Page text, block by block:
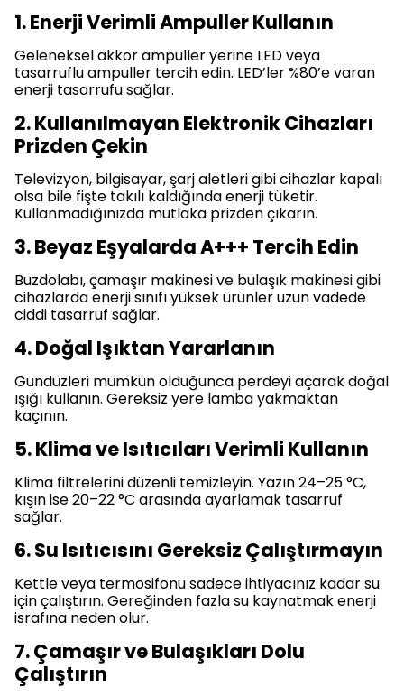
1. Enerji Verimli Ampuller Kullanın
Geleneksel akkor ampuller yerine LED veya
tasarruflu ampuller tercih edin. LED’ler %80’e varan
enerji tasarrufu sağlar.
2. Kullanılmayan Elektronik Cihazları
Prizden Çekin
Televizyon, bilgisayar, şarj aletleri gibi cihazlar kapalı
olsa bile fişte takılı kaldığında enerji tüketir.
Kullanmadığınızda mutlaka prizden çıkarın.
3. Beyaz Eşyalarda A+++ Tercih Edin
Buzdolabı, çamaşır makinesi ve bulaşık makinesi gibi
cihazlarda enerji sınıfı yüksek ürünler uzun vadede
ciddi tasarruf sağlar.
4. Doğal Işıktan Yararlanın
Gündüzleri mümkün olduğunca perdeyi açarak doğal
ışığı kullanın. Gereksiz yere lamba yakmaktan
kaçının.
5. Klima ve Isıtıcıları Verimli Kullanın
Klima filtrelerini düzenli temizleyin. Yazın 24–25 °C,
kışın ise 20–22 °C arasında ayarlamak tasarruf
sağlar.
6. Su Isıtıcısını Gereksiz Çalıştırmayın
Kettle veya termosifonu sadece ihtiyacınız kadar su
için çalıştırın. Gereğinden fazla su kaynatmak enerji
israfına neden olur.
7. Çamaşır ve Bulaşıkları Dolu
Çalıştırın